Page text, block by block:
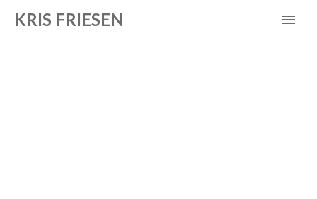
KRIS FRIESEN